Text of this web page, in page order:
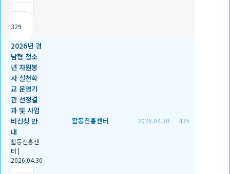
조회
329
2026년 경
남형 청소
년 자원봉
사 실천학
교 운영기
관 선정결
과 및 사업
비신청 안
내
활동진흥센
터 |
2026.04.30
|
활동진흥센터 2026.04.30 435